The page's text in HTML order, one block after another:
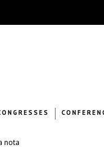
nota